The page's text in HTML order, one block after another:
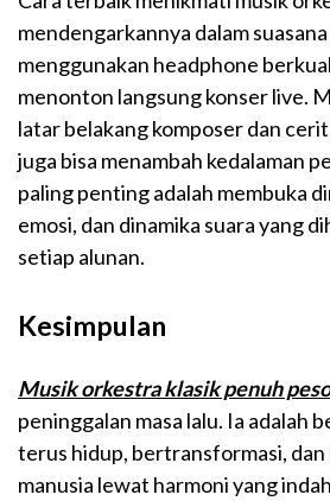
mendengarkannya dalam
menggunakan headphone
menonton langsung konser live.
latar belakang komposer dan
juga bisa menambah kedalaman
paling penting adalah membuka
emosi, dan dinamika suara yang
setiap alunan.
Kesimpulan
Musik orkestra klasik penuh
peninggalan masa lalu. Ia adalah
terus hidup, bertransformasi,
manusia lewat harmoni yang